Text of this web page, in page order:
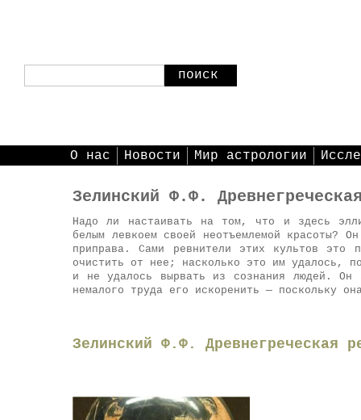
поиск
О нас Новости Мир астрологии
Зелинский Ф.Ф.
Надо ли настаивать на том, что и здесь
белым левкоем своей неотъемлемой красоты?
приправа. Сами ревнители этих культов
очистить от нее; насколько это им удалось,
и не удалось вырвать из сознания людей. Он
немалого труда его искоренить — поскольку
Зелинский Ф.Ф. Древнегреческая